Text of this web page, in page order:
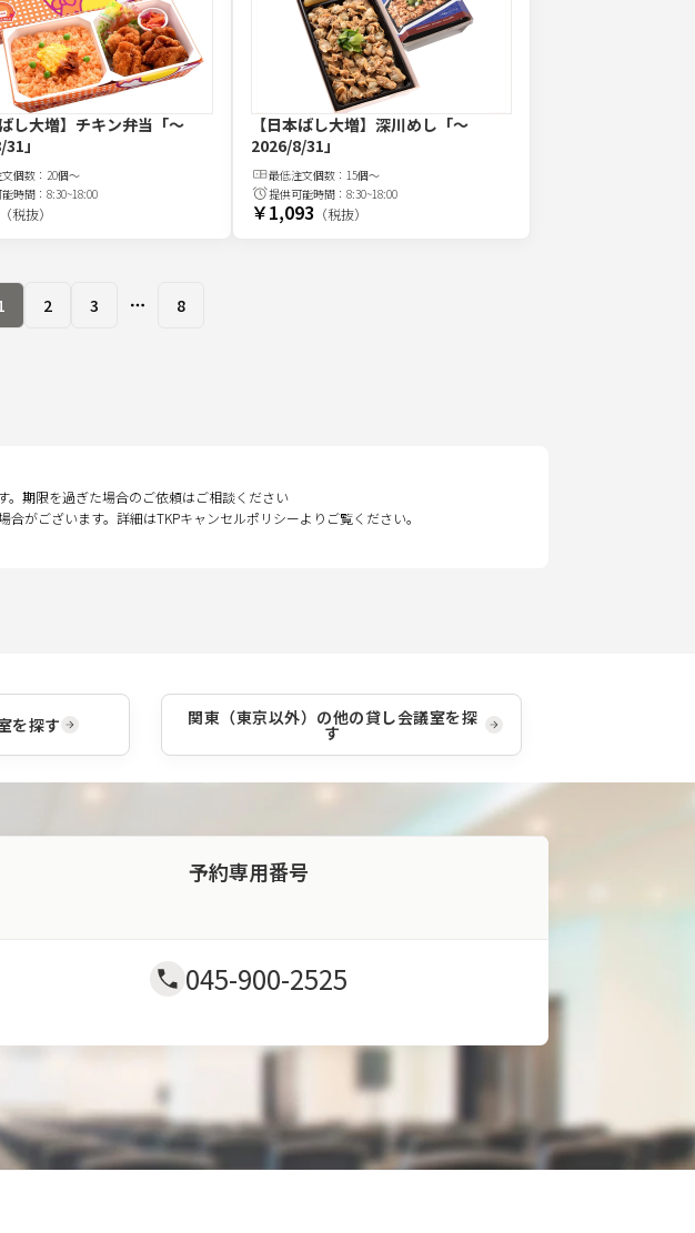
ばし大増】チキン弁当 「～
」
文個数： 20個～
時間：8:30~18:00
（税抜）
【日本ばし大増】深川めし 「～
2026/8/31」
最低注文個数： 15個～
提供可能時間： 8:30~18:00
￥1,093（税抜）
2 3 More pages
8
期限を過ぎた場合のご依頼はご相談ください
がございます。詳細はTKPキャンセルポリシーよりご覧ください。
を探す 関東（東京以外） の他の貸し会議室を探
す
予約専用番号
045-900-2525